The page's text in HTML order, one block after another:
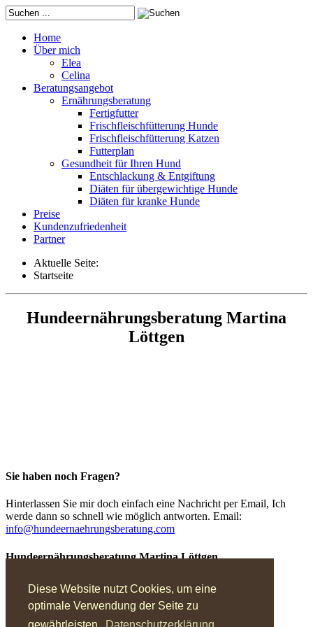
Diese Website nutzt Cookies, um eine
optimale Verwendung der Seite zu
Home
Über mich
Elea
Celina
Beratungsangebot
Ernährungsberatung
Fertigfutter
Frischfleischfütterung Hunde
Frischfleischfütterung Katzen
Futterplan
Gesundheit für Ihren Hund
Entschlackung & Entgiftung
Diäten für übergewichtige Hunde
Diäten für kranke Hunde
Preise
Kundenzufriedenheit
Partner
Aktuelle Seite:
Startseite
Hundeernährungsberatung Martina
Löttgen
Sie haben noch Fragen?
Hinterlassen Sie mir doch einfach eine Nachricht per Email, Ich
werde dann so schnell wie möglich antworten. Email:
info@hundeernaehrungsberatung.com
Hundeernährungsberatung Martina Löttgen
Untenrüden 42
42657 Solingen
Tel.: (0212) 221 4332
Email:info@hundeernaehrungsberatung.com